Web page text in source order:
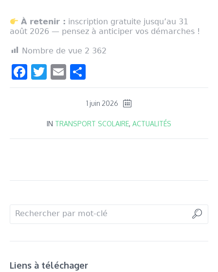
À retenir : inscription gratuite jusqu’au 31
août 2026 — pensez à anticiper vos démarches !
Nombre de vue 2 362
Facebook
Twitter
Email
1 juin 2026
IN TRANSPORT SCOLAIRE, ACTUALITÉS
Liens à téléchager